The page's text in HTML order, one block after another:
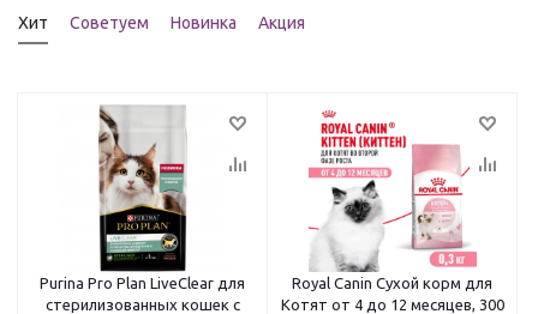
Хит Советуем Новинка Акция
Purina Pro Plan LiveClear для
стерилизованных кошек с
Royal Canin Сухой корм для
Котят от 4 до 12 месяцев, 300